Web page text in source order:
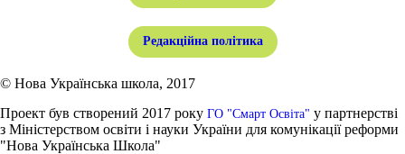
Редакційна політика
© Нова Українська школа, 2017
Проект був створений 2017 року ГО "Смарт Освіта" у партнерстві
з Міністерством освіти і науки України для комунікації реформи
"Нова Українська Школа"